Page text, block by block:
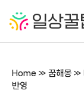
Home » 꿈해몽 »
반영